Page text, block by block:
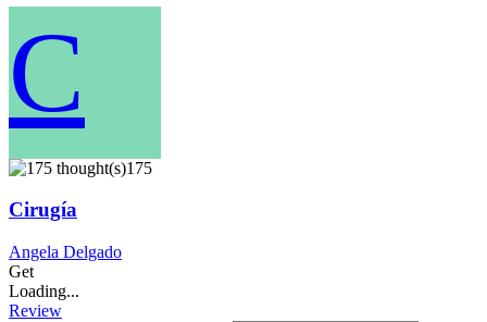
C
175
Cirugía
Angela Delgado
Get
Loading...
Review